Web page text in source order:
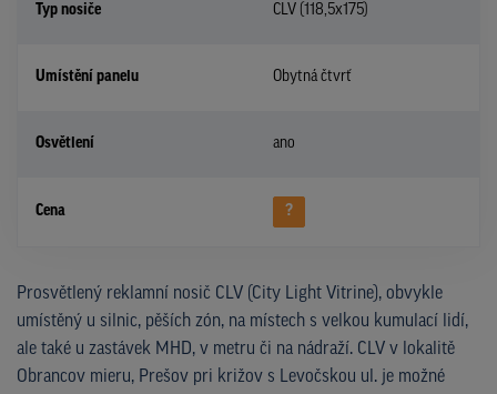
Typ nosiče CLV (118,5x175)
Umístění panelu Obytná čtvrť
Osvětlení ano
Cena ?
Prosvětlený reklamní nosič CLV (City Light Vitrine), obvykle
umístěný u silnic, pěších zón, na místech s velkou kumulací lidí,
ale také u zastávek MHD, v metru či na nádraží. CLV v lokalitě
Obrancov mieru, Prešov pri križov s Levočskou ul. je možné